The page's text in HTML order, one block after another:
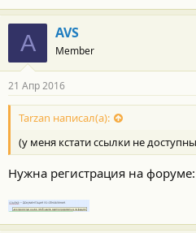
A AVS
Member
21 Апр 2016
Tarzan написал(а):
(у меня кстати ссылки не
Нужна регистрация на форуме: